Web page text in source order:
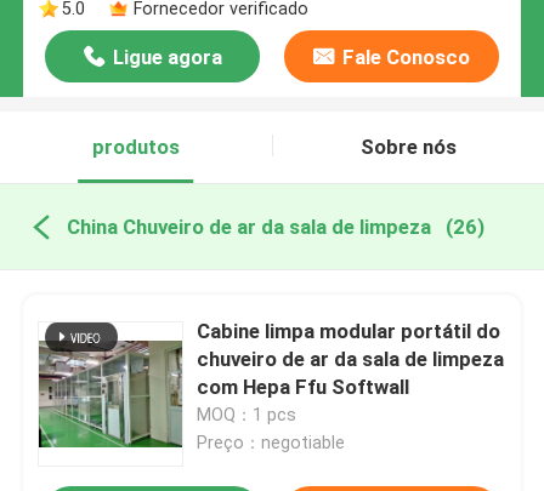
5.0
Fornecedor verificado
Ligue agora Fale Conosco
produtos Sobre nós
China Chuveiro de ar da sala de limpeza (26)
Cabine limpa modular portátil do
chuveiro de ar da sala de limpeza
com Hepa Ffu Softwall
MOQ：1 pcs
Preço：negotiable